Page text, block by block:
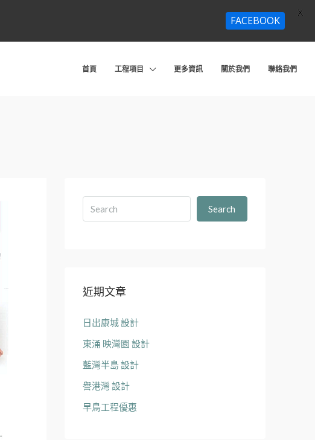
首頁 工程項目 更多資訊 關於我們 聯絡我們
Search
近期文章
日出康城 設計
東涌 映灣園 設計
藍灣半島 設計
譽港灣 設計
早鳥工程優惠
FACEBOOK
X